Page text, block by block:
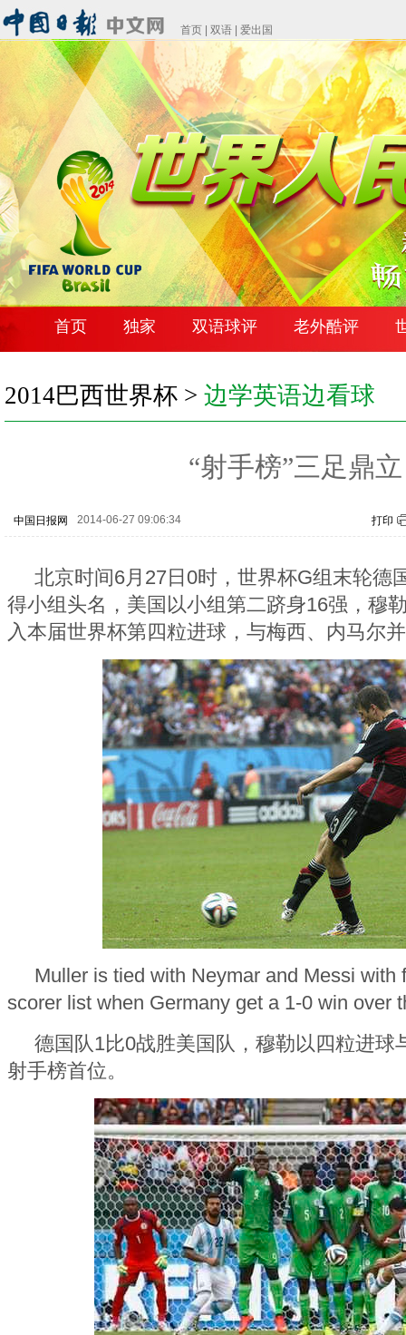
首页 双语 爱出国
首页 独家 双语球评 老外酷评
2014巴西世界杯 > 边学英语边看球
“射手榜”三足鼎立
中国日报网 2014-06-27 09:06:34 打印
北京时间6月27日0时，世界杯G组末轮德
得小组头名，美国以小组第二跻身16强，穆
入本届世界杯第四粒进球，与梅西、内马尔
Muller is tied with Neymar and Messi with
scorer list when Germany get a 1-0 win over
德国队1比0战胜美国队，穆勒以四粒进球
射手榜首位。